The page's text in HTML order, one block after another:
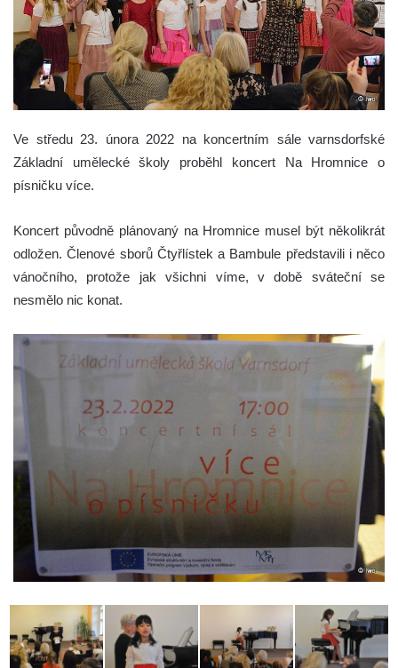
Ve středu 23. února 2022 na koncertním sále varnsdorfské
Základní umělecké školy proběhl koncert Na Hromnice o
písničku více.
Koncert původně plánovaný na Hromnice musel být několikrát
odložen. Členové sborů Čtyřlístek a Bambule představili i něco
vánočního, protože jak všichni víme, v době sváteční se
nesmělo nic konat.